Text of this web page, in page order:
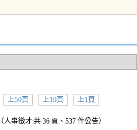
上50頁 上10頁 上1頁
（人事徵才:共 36 頁、537 件公告）